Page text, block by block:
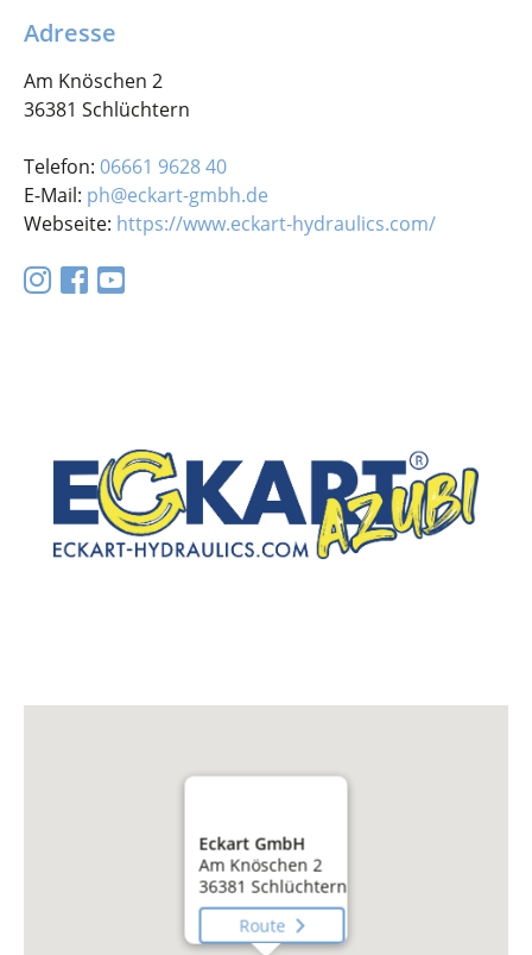
Adresse
Am Knöschen 2
36381 Schlüchtern
Telefon: 06661 9628 40
E-Mail: ph@eckart-gmbh.de
Webseite: https://www.eckart-hydraulics.com/
Eckart GmbH
Am Knöschen 2
36381 Schlüchtern
Route